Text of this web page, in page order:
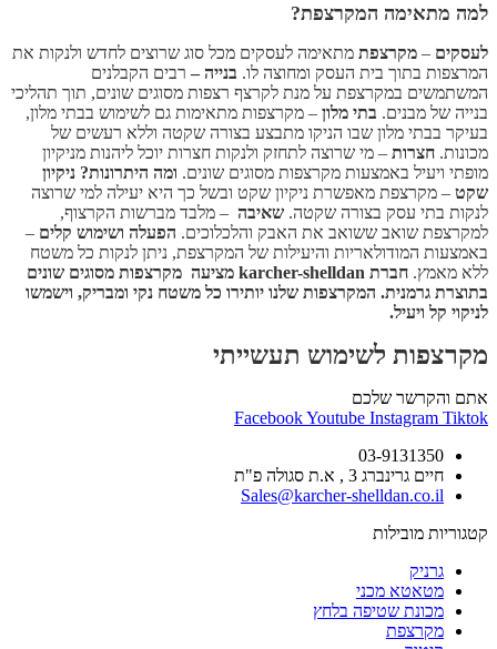
למה מתאימה המקרצפת?
לעסקים – מקרצפת מתאימה לעסקים מכל סוג שרוצים לחדש ולנקות את
המרצפות בתוך בית העסק ומחוצה לו. בנייה – רבים הקבלנים
המשתמשים במקרצפת על מנת לקרצף רצפות מסוגים שונים, תוך תהליכי
בנייה של מבנים. בתי מלון – מקרצפות מתאימות גם לשימוש בבתי מלון,
בעיקר בבתי מלון שבו הניקו מתבצע בצורה שקטה וללא רעשים של
מכונות. חצרות – מי שרוצה לתחזק ולנקות חצרות יוכל ליהנות מניקיון
מופתי ויעיל באמצעות מקרצפות מסוגים שונים. ומה היתרונות? ניקיון
שקט – מקרצפת מאפשרת ניקיון שקט ובשל כך היא יעילה למי שרוצה
לנקות בתי עסק בצורה שקטה. שאיבה – מלבד מברשות הקרצוף,
למקרצפת שואב ששואב את האבק והלכלוכים. הפעלה ושימוש קלים –
באמצעות המודולאריות והיעילות של המקרצפת, ניתן לנקות כל משטח
ללא מאמץ.
חברת karcher-shelldan מציעה מקרצפות מסוגים שונים
בתוצרת גרמנית. המקרצפות שלנו יותירו כל משטח נקי ומבריק, וישמשו
לניקוי קל ויעיל.
מקרצפות לשימוש תעשייתי
אתם והקרשר שלכם
FacebookYoutube Instagram Tiktok
03-9131350
חיים גרינברג 3 , א.ת סגולה פ"ת
Sales@karcher-shelldan.co.il
קטגוריות מובילות
גרניק
מטאטא מכני
מכונת שטיפה בלחץ
מקרצפת